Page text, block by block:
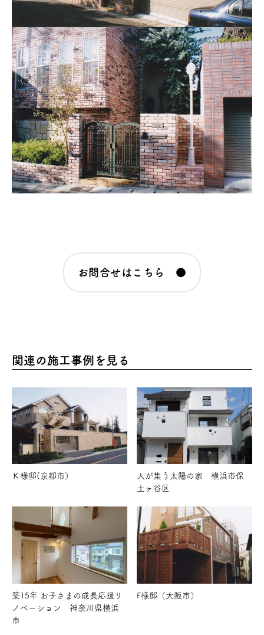
お問合せはこちら ●
関連の施工事例を見る
Ｋ様邸(京都市）
人が集う太陽の家 横浜市保
土ヶ谷区
築15年 お子さまの成長応援リ
ノベーション 神奈川県横浜
市
F様邸（大阪市）